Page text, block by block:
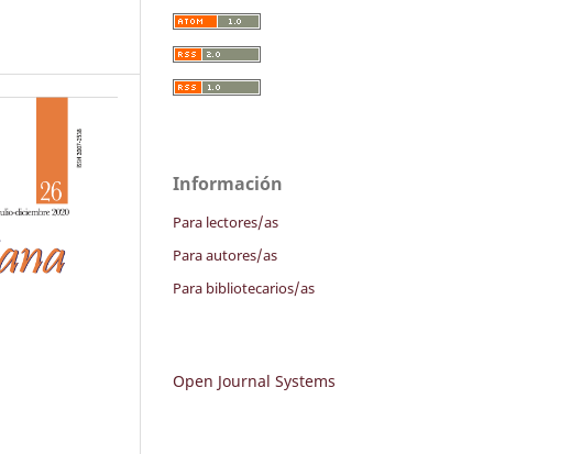
Información
Para lectores/as
Para autores/as
Para bibliotecarios/as
Open Journal Systems